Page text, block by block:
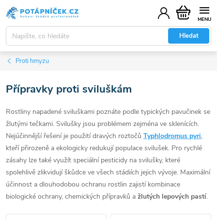
Přejít
na
obsah
Hledat
Nákupní
košík
Proti hmyzu
Přípravky proti sviluškám
Rostliny napadené sviluškami poznáte podle typických pavučinek se
žlutými tečkami. Svilušky jsou problémem zejména ve sklenících.
Nejúčinnější řešení je použití dravých roztočů Typhlodromus pyri,
kteří přirozeně a ekologicky redukují populace svilušek. Pro rychlé
zásahy lze také využít speciální pesticidy na svilušky, které
spolehlivě zlikvidují škůdce ve všech stádiích jejich vývoje. Maximální
účinnost a dlouhodobou ochranu rostlin zajistí kombinace
biologické ochrany, chemických přípravků a žlutých lepových pastí.